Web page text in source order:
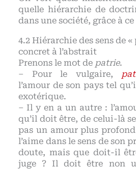
quelle hiérarchie de
dans une société, grâce à
Hiérarchie des sens de «
concret à l’abstrait
Prenons le mot de patrie.
– Pour le vulgaire,
l’amour de son pays tel
exotérique.
– Il y en a un autre :
qu’il doit être, de celui-là
pas un amour plus
l’aime dans le sens de son
doute, mais que doit-il
juge ? Il doit être non